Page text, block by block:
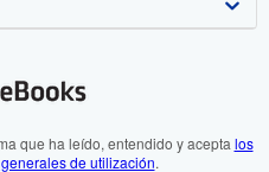
que ha leído, entendido y acepta los
de utilización.